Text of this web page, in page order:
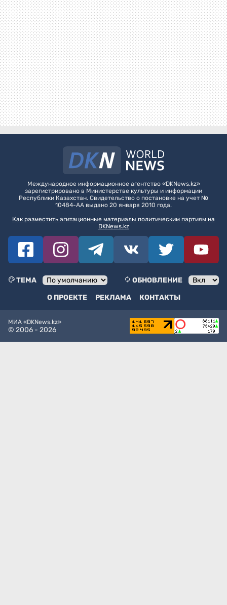
Международное информационное агентство «DKNews.kz»
зарегистрировано в Министерстве культуры и информации
Республики Казахстан. Свидетельство о постановке на учет №
10484-АА выдано 20 января 2010 года.
Как разместить агитационные материалы политическим партиям на
DKNews.kz
ТЕМА
ОБНОВЛЕНИЕ
О ПРОЕКТЕ
РЕКЛАМА КОНТАКТЫ
МИА «DKNews.kz»
© 2006 - 2026